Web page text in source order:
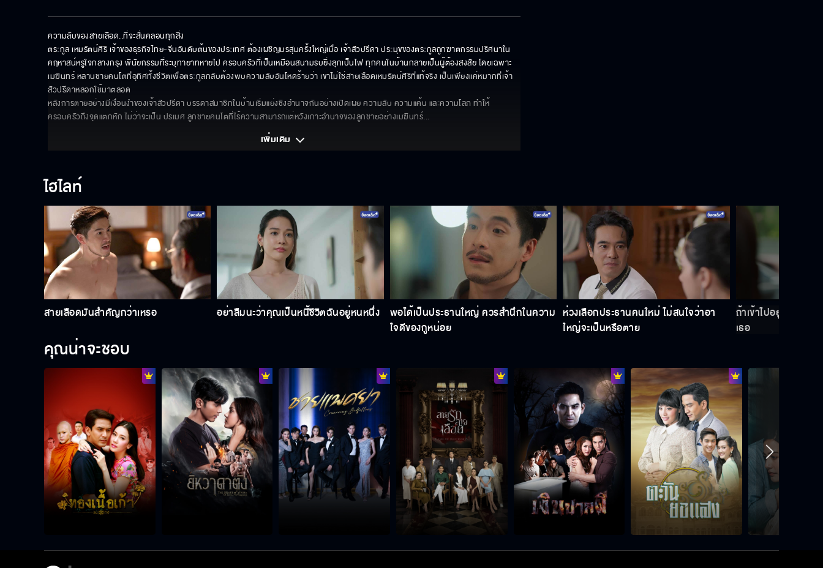
ความลับของสายเลือด..ที่จะสั่นคลอนทุกสิ่ง
ตระกูล เหมรัตน์ศิริ เจ้าของธุรกิจไทย-จีนอันดับต้นของประเทศ ต้องเผชิญมรสุมครั้งใหญ่เมื่อ เจ้าสัวปรีดา ประมุขของตระกูลถูกฆาตกรรมปริศนาใน
คฤหาสน์หรูใจกลางกรุง พินัยกรรมที่ระบุทายาทหายไป ครอบครัวที่เป็นเหมือนสนามรบยิ่งลุกเป็นไฟ ทุกคนในบ้านกลายเป็นผู้ต้องสงสัย โดยเฉพาะ
เมฆินทร์ หลานชายคนโตที่อุทิศทั้งชีวิตเพื่อตระกูลกลับต้องพบความลับอันโหดร้ายว่า เขาไม่ใช่สายเลือดเหมรัตน์ศิริที่แท้จริง เป็นเพียงแค่หมากที่เจ้า
สัวปรีดาหลอกใช้มาตลอด
หลังการตายอย่างมีเงื่อนงำของเจ้าสัวปรีดา บรรดาสมาชิกในบ้านเริ่มแย่งชิงอำนาจกันอย่างเปิดเผย ความลับ ความแค้น และความโลภ ทำให้
ครอบครัวถึงจุดแตกหัก ไม่ว่าจะเป็น ปรเมศ ลูกชายคนโตที่ไร้ความสามารถแต่หวังเกาะอำนาจของลูกชายอย่างเมฆินทร์...
เพิ่มเติม
ไฮไลท์
สายเลือดมันสำคัญกว่าเหรอ อย่าลืมนะว่าคุณเป็นหนี้ชีวิตฉันอยู่หนหนึ่ง
พอได้เป็นประธานใหญ่ ควรสำนึกในความ
ใจดีของกูหน่อย
ห่วงเลือกประธานคนใหม่ ไม่สนใจว่าอา
ใหญ่จะเป็นหรือตาย
ถ้าเข้าไปอยู่บ้านฉัน เ
เธอ
คุณน่าจะชอบ